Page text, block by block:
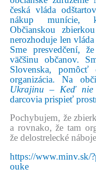
česká vláda
nákup munície,
Občianskou
nerozhoduje len
Sme presvedčení,
väčšinu občanov.
Slovenska, pomôcť
organizácia. Na
Ukrajinu – Keď nie
darcovia prispieť
Pochybujem, že
a rovnako, že tam
že delostrelecké
https://www.minv.sk/
ouke